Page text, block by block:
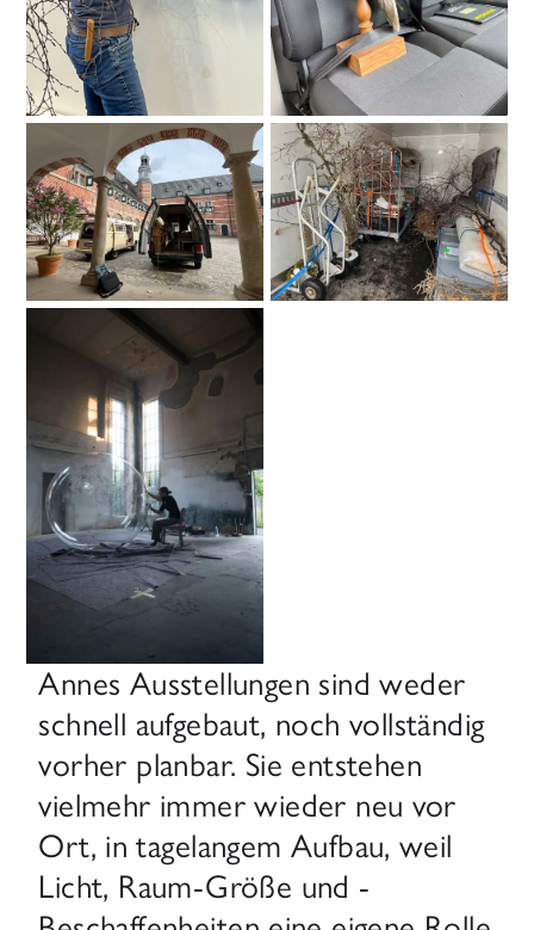
Annes Ausstellungen sind weder
schnell aufgebaut, noch vollständig
vorher planbar. Sie entstehen
vielmehr immer wieder neu vor
Ort, in tagelangem Aufbau, weil
Licht, Raum-Größe und -